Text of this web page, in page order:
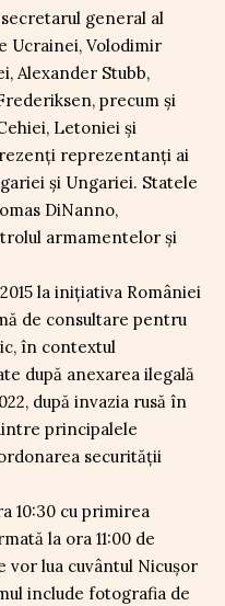
general al
Ucrainei, Volodimir
Alexander Stubb,
precum și
Letoniei și
reprezentanți ai
și Ungariei. Statele
DiNanno,
armamentelor și
la inițiativa României
de consultare pentru
în contextul
după anexarea ilegală
după invazia rusă în
principalele
securității
10:30 cu primirea
la ora 11:00 de
vor lua cuvântul Nicușor
include fotografia de